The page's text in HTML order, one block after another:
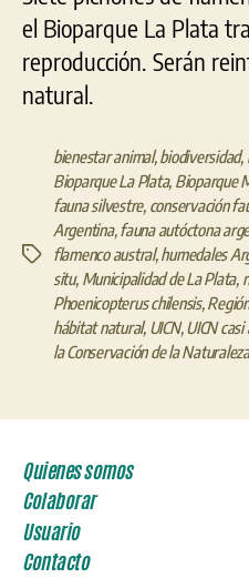
el Bioparque La Plata
reproducción. Serán
natural.
Etiquetas
bienestar animal,biodiversidad,
Bioparque La Plata, Bioparque
fauna silvestre, conservación
Argentina,fauna autóctona
flamenco austral,humedales
situ, Municipalidad de La Plata,
Phoenicopterus chilensis,
hábitat natural, UICN,UICN
la Conservación de la Naturaleza
Quienes somos
Colaborar
Usuario
Contacto